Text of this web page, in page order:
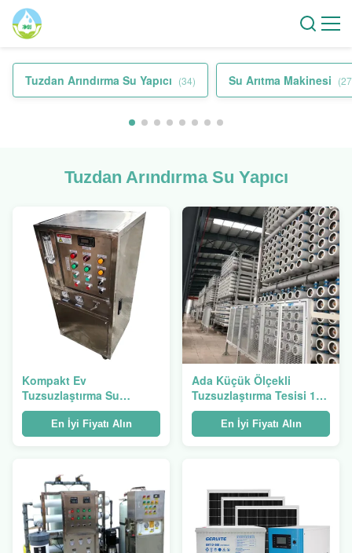
Tuzdan Arındırma Su Yapıcı (34) Su Arıtma Makinesi
Tuzdan Arındırma Su Yapıcı
Kompakt Ev
Tuzsuzlaştırma Su
Makinesi 1500w Deniz
suyu tuzsuzlaştırma
makinesi
En İyi Fiyatı Alın
Ada Küçük Ölçekli
Tuzsuzlaştırma Tesisi 10 -
50kW RO Ters Osmoz
Tuzsuzlaştırma Sistemi
En İyi Fiyatı Alın